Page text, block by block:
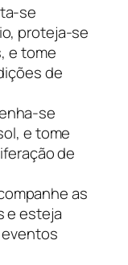
se
proteja-se
e tome
de
se
e tome
de
as
e esteja